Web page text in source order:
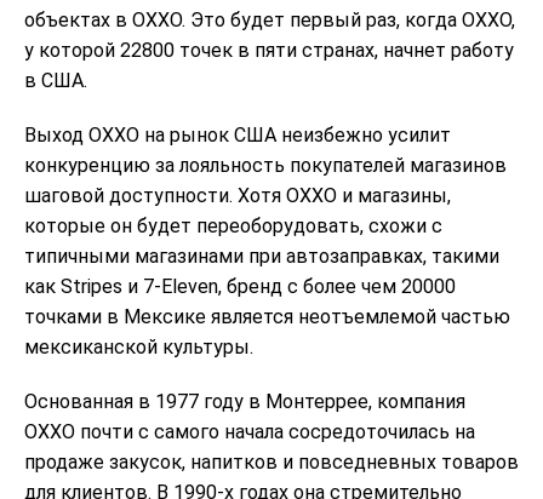
объектах в OXXO. Это будет первый раз, когда OXXO,
у которой 22800 точек в пяти странах, начнет работу
в США.
Выход OXXO на рынок США неизбежно усилит
конкуренцию за лояльность покупателей магазинов
шаговой доступности. Хотя OXXO и магазины,
которые он будет переоборудовать, схожи с
типичными магазинами при автозаправках, такими
как Stripes и 7-Eleven, бренд с более чем 20000
точками в Мексике является неотъемлемой частью
мексиканской культуры.
Основанная в 1977 году в Монтеррее, компания
OXXO почти с самого начала сосредоточилась на
продаже закусок, напитков и повседневных товаров
для клиентов. В 1990-х годах она стремительно